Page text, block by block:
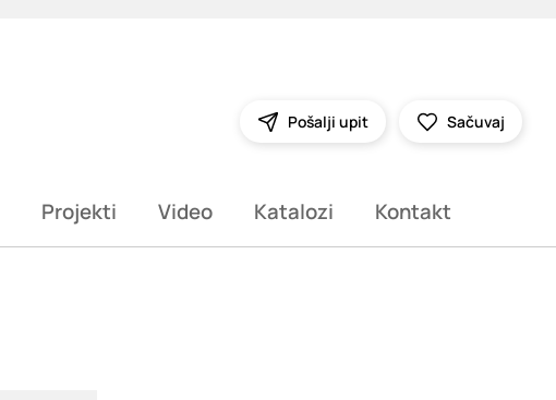
Pošalji upit Sačuvaj
Projekti Video Katalozi Kontakt